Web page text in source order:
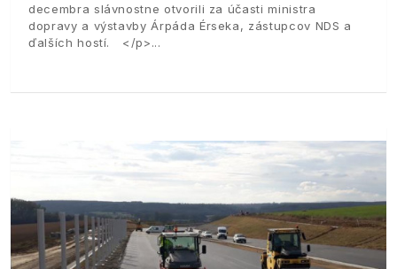
decembra slávnostne otvorili za účasti ministra
dopravy a výstavby Árpáda Érseka, zástupcov NDS a
ďalších hostí. </p>